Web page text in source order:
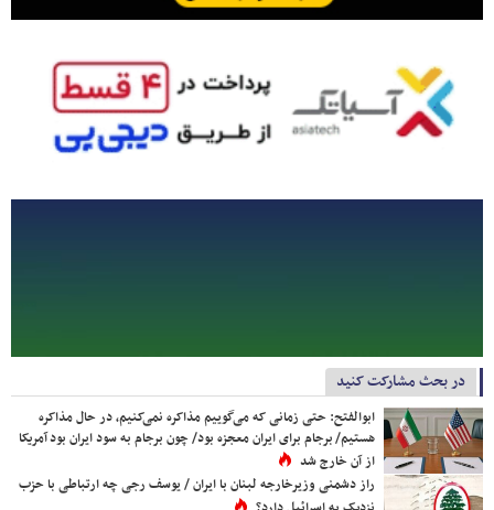
در بحث مشارکت کنید
ابوالفتح: حتی زمانی که می‌گوییم مذاکره نمی‌کنیم، در حال مذاکره
هستیم/ برجام برای ایران معجزه بود/ چون برجام به سود ایران بود آمریکا
از آن خارج شد
راز دشمنی وزیرخارجه لبنان با ایران / یوسف رجی چه ارتباطی با حزب